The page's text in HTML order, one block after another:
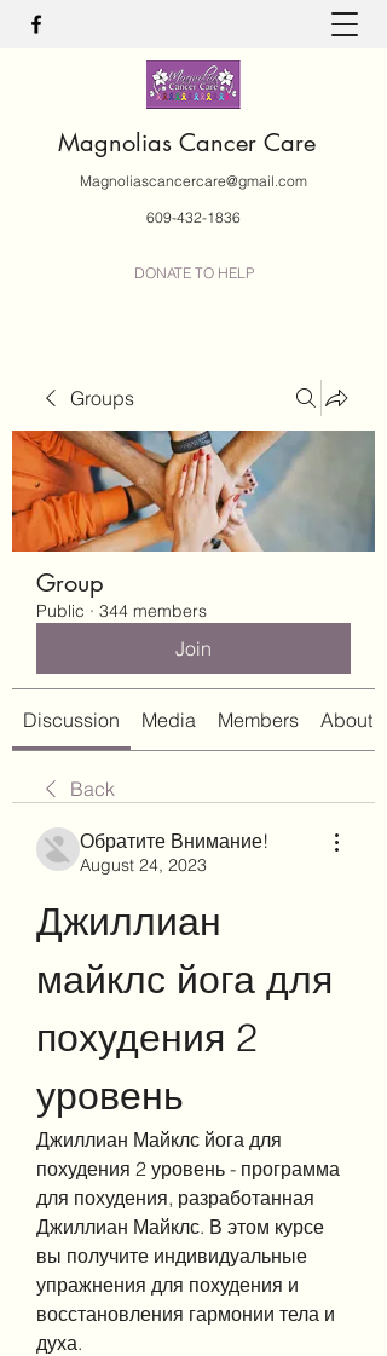
Magnolias Cancer Care
Magnoliascancercare@gmail.com
609-432-1836
DONATE TO HELP
Groups
Group
Public · 344 members
Join
Discussion Media Members About
Back
Обратите Внимание!
August 24, 2023
Джиллиан
майклс йога для
похудения 2
уровень
Джиллиан Майклс йога для
похудения 2 уровень - программа
для похудения, разработанная
Джиллиан Майклс. В этом курсе
вы получите индивидуальные
упражнения для похудения и
восстановления гармонии тела и
духа.